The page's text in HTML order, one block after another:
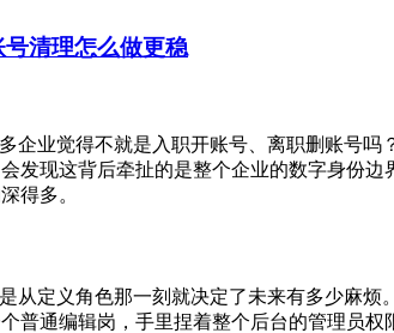
清理怎么做更稳
企业觉得不就是入职开账号、离职删账号吗
发现这背后牵扯的是整个企业的数字身份边
得多。
从定义角色那一刻就决定了未来有多少麻烦
普通编辑岗，手里捏着整个后台的管理员权